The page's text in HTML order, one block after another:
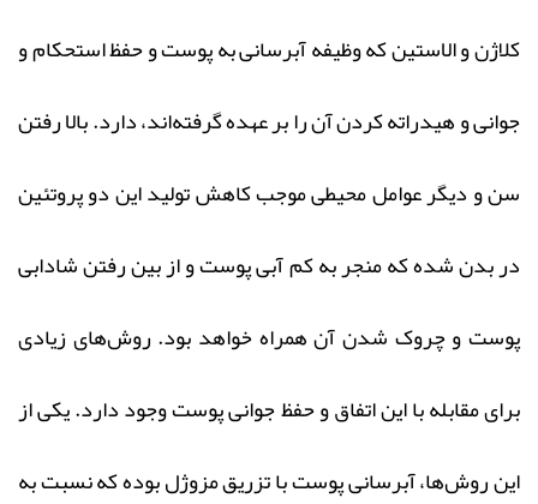
کلاژن و الاستین که وظیفه آبرسانی به پوست و حفظ استحکام و
جوانی و هیدراته کردن آن را بر عهده گرفته‌اند، دارد. بالا رفتن
سن و دیگر عوامل محیطی موجب کاهش تولید این دو پروتئین
در بدن شده که منجر به کم آبی پوست و از بین رفتن شادابی
پوست و چروک شدن آن همراه خواهد بود. روش‌های زیادی
برای مقابله با این اتفاق و حفظ جوانی پوست وجود دارد. یکی از
این روش‌ها، آبرسانی پوست با تزریق مزوژل بوده که نسبت به